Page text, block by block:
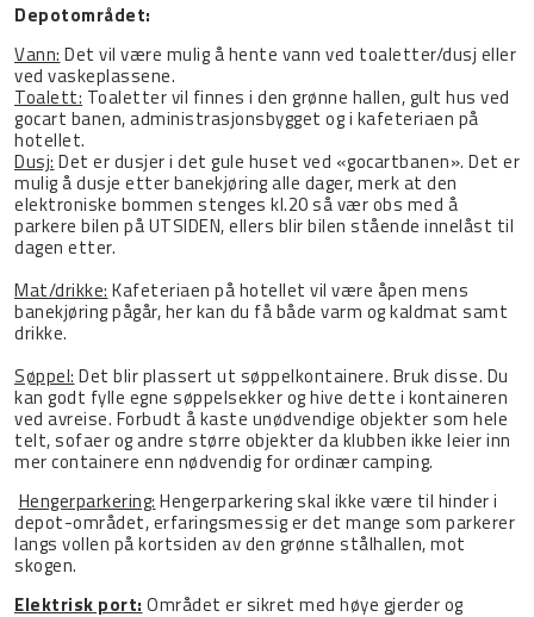
Depotområdet:
Vann: Det vil være mulig å hente vann ved toaletter/dusj eller
ved vaskeplassene.
Toalett: Toaletter vil finnes i den grønne hallen, gult hus ved
gocart banen, administrasjonsbygget og i kafeteriaen på
hotellet.
Dusj: Det er dusjer i det gule huset ved «gocartbanen». Det er
mulig å dusje etter banekjøring alle dager, merk at den
elektroniske bommen stenges kl.20 så vær obs med å
parkere bilen på UTSIDEN, ellers blir bilen stående innelåst til
dagen etter.
Mat/drikke: Kafeteriaen på hotellet vil være åpen mens
banekjøring pågår, her kan du få både varm og kaldmat samt
drikke.
Søppel: Det blir plassert ut søppelkontainere. Bruk disse. Du
kan godt fylle egne søppelsekker og hive dette i kontaineren
ved avreise. Forbudt å kaste unødvendige objekter som hele
telt, sofaer og andre større objekter da klubben ikke leier inn
mer containere enn nødvendig for ordinær camping.
Hengerparkering: Hengerparkering skal ikke være til hinder i
depot-området, erfaringsmessig er det mange som parkerer
langs vollen på kortsiden av den grønne stålhallen, mot
skogen.
Elektrisk port: Området er sikret med høye gjerder og